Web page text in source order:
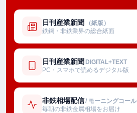
日刊産業新聞 （紙版）
鉄鋼・非鉄業界の総合紙面
日刊産業新聞 DIGITAL+TEXT
PC・スマホで読めるデジタル版
非鉄相場配信/ モーニングコール
毎朝の非鉄金属相場をお届け